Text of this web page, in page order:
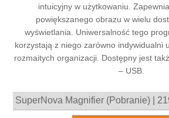
intuicyjny w użytkowaniu.
powiększanego obrazu w wielu
wyświetlania. Uniwersalność tego
korzystają z niego zarówno indywidualni
rozmaitych organizacji. Dostępny jest
– USB.